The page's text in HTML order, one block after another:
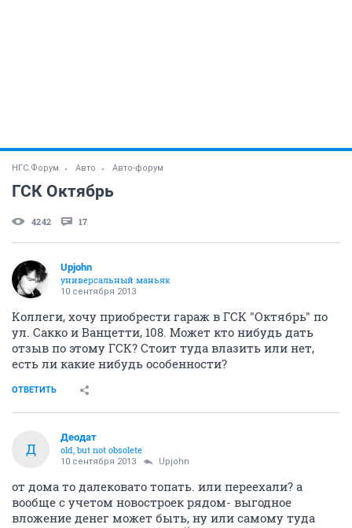
НГС.Форум Авто Авто-форум
ГСК Октябрь
4242 17
Upjohn
универсальный маньяк
10 сентября 2013
Коллеги, хочу приобрести гараж в ГСК "Октябрь" по
ул. Сакко и Ванцетти, 108. Может кто нибудь дать
отзыв по этому ГСК? Стоит туда влазить или нет,
есть ли какие нибудь особенности?
ОТВЕТИТЬ
Д
Деодат
old, but not obsolete
10 сентября 2013 Upjohn
от дома то далековато топать. или переехали? а
вообще с учетом новостроек рядом- выгодное
вложение денег может быть, ну или самому туда